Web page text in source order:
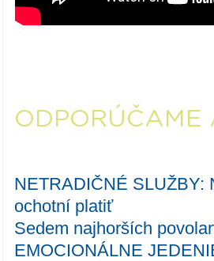
ODPORÚČAME
NETRADIČNÉ SLUŽBY:
ochotní platiť
Sedem najhorších
EMOCIONÁLNE